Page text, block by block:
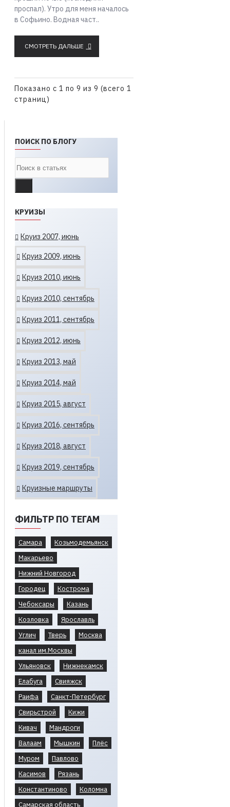
проспал). Утро для меня началось
в Софьино. Водная част..
СМОТРЕТЬ ДАЛЬШЕ
Показано с 1 по 9 из 9 (всего 1
страниц)
ПОИСК ПО БЛОГУ
КРУИЗЫ
Круиз 2007, июнь
Круиз 2009, июнь
Круиз 2010, июнь
Круиз 2010, сентябрь
Круиз 2011, сентябрь
Круиз 2012, июнь
Круиз 2013, май
Круиз 2014, май
Круиз 2015, август
Круиз 2016, сентябрь
Круиз 2018, август
Круиз 2019, сентябрь
Круизные маршруты
ФИЛЬТР ПО ТЕГАМ
Самара
Козьмодемьянск
Макарьево
Нижний Новгород
Городец
Кострома
Чебоксары
Казань
Козловка
Ярославль
Углич
Тверь
Москва
канал им.Москвы
Ульяновск
Нижнекамск
Елабуга
Свияжск
Раифа
Санкт-Петербург
Свирьстрой
Кижи
Кивач
Мандроги
Валаам
Мышкин
Плёс
Муром
Павлово
Касимов
Рязань
Константиново
Коломна
Самарская область